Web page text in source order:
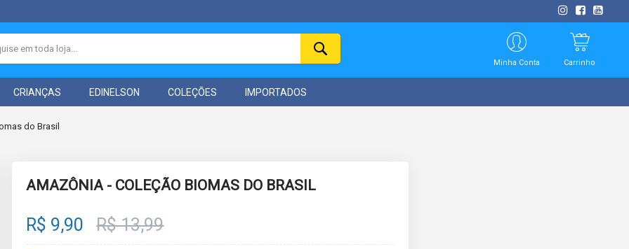
Minha Conta Carrinho
CRIANÇAS EDINELSON COLEÇÕES IMPORTADOS
do Brasil
AMAZÔNIA - COLEÇÃO BIOMAS DO BRASIL
R$ 9,90 R$ 13,99